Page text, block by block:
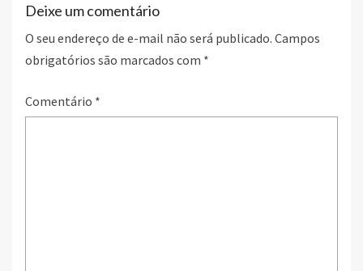
Deixe um comentário
O seu endereço de e-mail não será publicado. Campos
obrigatórios são marcados com *
Comentário *